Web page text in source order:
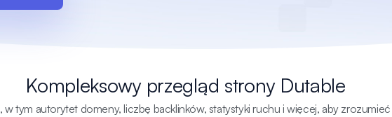
Kompleksowy przegląd strony Dutable
tym autorytet domeny, liczbę backlinków, statystyki ruchu i więcej, aby zrozumieć